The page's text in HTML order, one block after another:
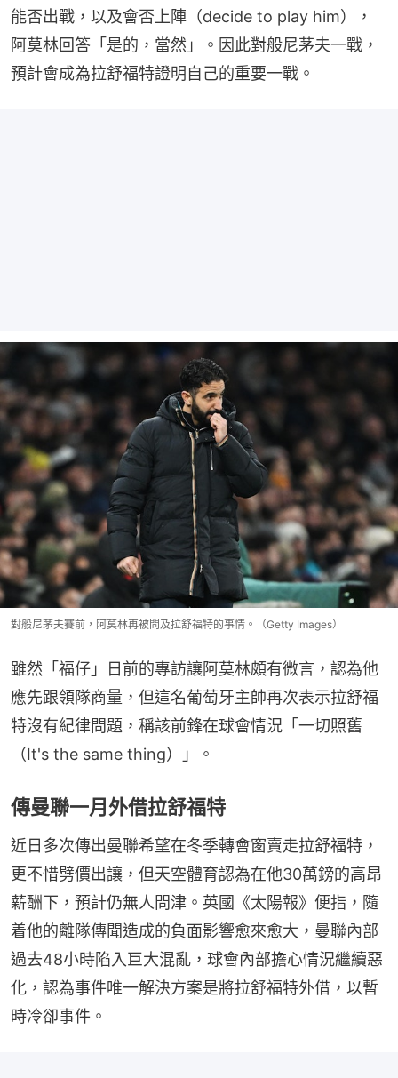
能否出戰，以及會否上陣（decide to play him），
阿莫林回答「是的，當然」。因此對般尼茅夫一戰，
預計會成為拉舒福特證明自己的重要一戰。
對般尼茅夫賽前，阿莫林再被問及拉舒福特的事情。（Getty Images）
雖然「福仔」日前的專訪讓阿莫林頗有微言，認為他
應先跟領隊商量，但這名葡萄牙主帥再次表示拉舒福
特沒有紀律問題，稱該前鋒在球會情況「一切照舊
（It's the same thing）」。
傳曼聯一月外借拉舒福特
近日多次傳出曼聯希望在冬季轉會窗賣走拉舒福特，
更不惜劈價出讓，但天空體育認為在他30萬鎊的高昂
薪酬下，預計仍無人問津。英國《太陽報》便指，隨
着他的離隊傳聞造成的負面影響愈來愈大，曼聯內部
過去48小時陷入巨大混亂，球會內部擔心情況繼續惡
化，認為事件唯一解決方案是將拉舒福特外借，以暫
時冷卻事件。